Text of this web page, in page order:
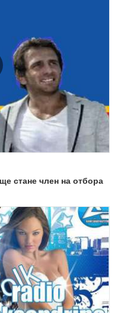
стане член на отбора